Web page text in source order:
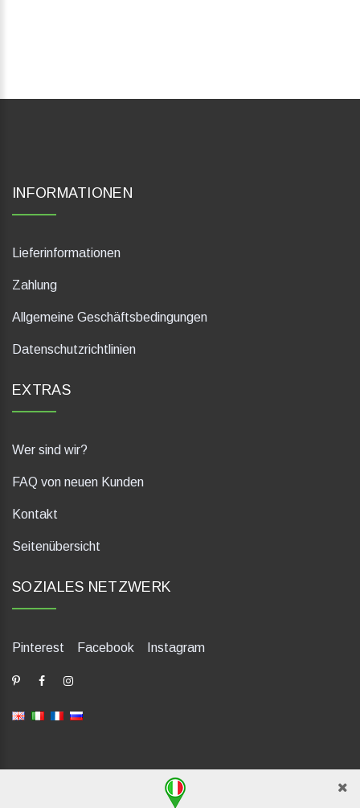
INFORMATIONEN
Lieferinformationen
Zahlung
Allgemeine Geschäftsbedingungen
Datenschutzrichtlinien
EXTRAS
Wer sind wir?
FAQ von neuen Kunden
Kontakt
Seitenübersicht
SOZIALES NETZWERK
Pinterest Facebook Instagram
dP Motion Media. Via La Piana 430, 47835 Saludecio (RN), Italia.